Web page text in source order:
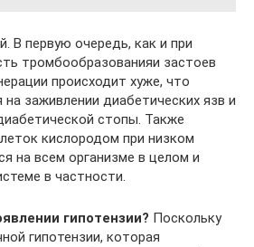
В первую очередь, как и при
тромбообразованияи застоев
происходит хуже, что
на заживлении диабетических язв и
стопы. Также
кислородом при низком
на всем организме в целом и
в частности.
гипотензии? Поскольку
гипотензии, которая